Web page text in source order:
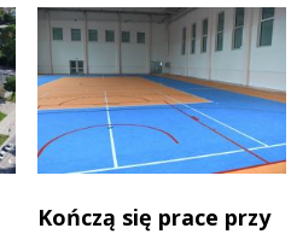
Kończą się prace przy